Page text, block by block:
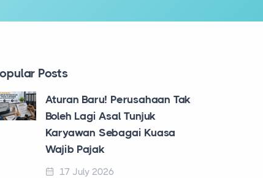
Posts
Aturan Baru! Perusahaan Tak
Boleh Lagi Asal Tunjuk
Karyawan Sebagai Kuasa
Wajib Pajak
17 July 2026